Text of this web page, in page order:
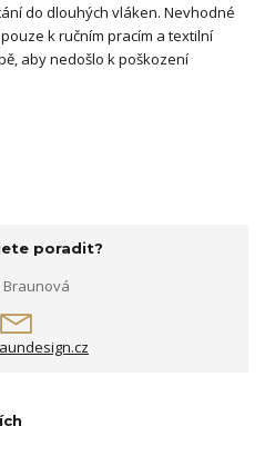
do dlouhých vláken. Nevhodné
k ručním pracím a textilní
aby nedošlo k poškození
poradit?
Braunová